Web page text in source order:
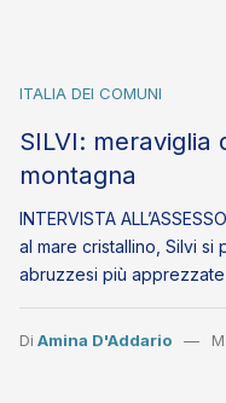
ITALIA DEI COMUNI
SILVI:
montagna
INTERVISTA
al mare cristallino, Silvi si
abruzzesi più
Di Amina D'Addario